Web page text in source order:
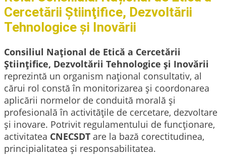
Cercetării Ştiinţifice, Dezvoltării
Tehnologice şi Inovării
Consiliul Naţional de Etică a Cercetării
Ştiinţifice, Dezvoltării Tehnologice şi Inovării
reprezintă un organism național consultativ, al
cărui rol constă în monitorizarea şi coordonarea
aplicării normelor de conduită morală şi
profesională în activităţile de cercetare, dezvoltare
şi inovare. Potrivit regulamentului de funcționare,
activitatea CNECSDT are la bază corectitudinea,
principialitatea şi responsabilitatea.